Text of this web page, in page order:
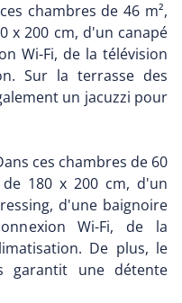
chambres de 46 m²,
x 200 cm, d'un canapé
Wi-Fi, de la télévision
Sur la terrasse des
un jacuzzi pour
ces chambres de 60
180 x 200 cm, d'un
d'une baignoire
Wi-Fi, de la
De plus, le
garantit une détente